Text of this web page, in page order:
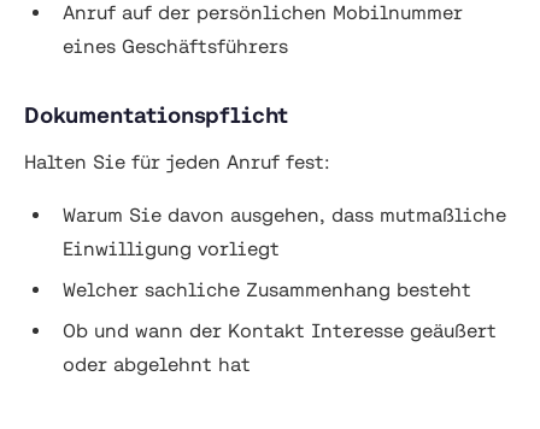
Anruf auf der persönlichen Mobilnummer
eines Geschäftsführers
Dokumentationspflicht
Halten Sie für jeden Anruf fest:
Warum Sie davon ausgehen, dass mutmaßliche
Einwilligung vorliegt
Welcher sachliche Zusammenhang besteht
Ob und wann der Kontakt Interesse geäußert
oder abgelehnt hat